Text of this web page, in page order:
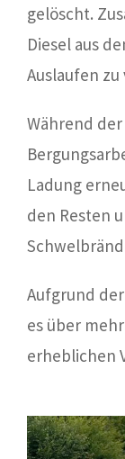
gelöscht.
Diesel aus
Auslaufen
Während
Ladung
den Resten
Aufgrund
es über
erheblichen